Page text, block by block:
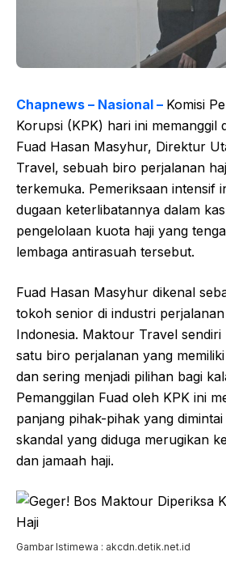
Chapnews – Nasional – Komisi
Korupsi (KPK) hari ini memanggil
Fuad Hasan Masyhur, Direktur
Travel, sebuah biro perjalanan
terkemuka. Pemeriksaan intensif
dugaan keterlibatannya dalam
pengelolaan kuota haji yang
lembaga antirasuah tersebut.
Fuad Hasan Masyhur dikenal
tokoh senior di industri
Indonesia. Maktour Travel
satu biro perjalanan yang
dan sering menjadi pilihan bagi
Pemanggilan Fuad oleh KPK ini
panjang pihak-pihak yang
skandal yang diduga merugikan
dan jamaah haji.
Gambar Istimewa : akcdn.detik.net.id